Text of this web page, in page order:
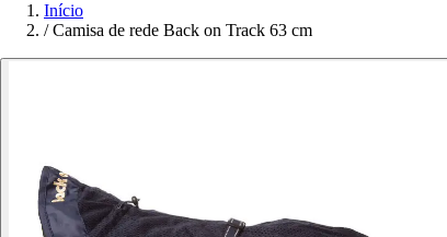
Início
/ Camisa de rede Back on Track 63 cm